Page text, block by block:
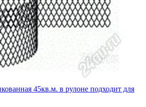
45кв.м. в рулоне подходит для